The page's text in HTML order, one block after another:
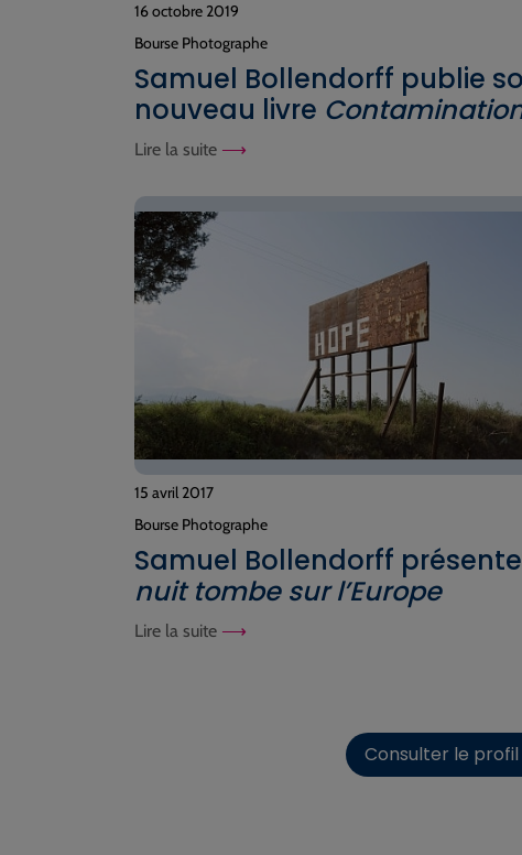
16 octobre 2019
Bourse Photographe
Samuel Bollendorff publie
nouveau livre
Lire la suite
15 avril 2017
Bourse Photographe
Samuel Bollendorff présente
nuit tombe sur l’Europe
Lire la suite
Consulter le